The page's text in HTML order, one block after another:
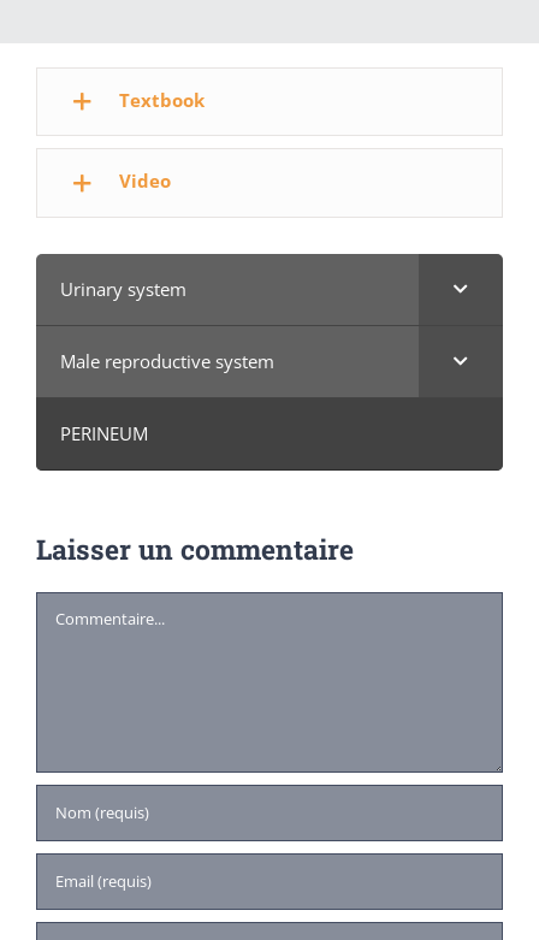
Textbook
Video
Urinary system
Male reproductive system
PERINEUM
Laisser un commentaire
Commentaire